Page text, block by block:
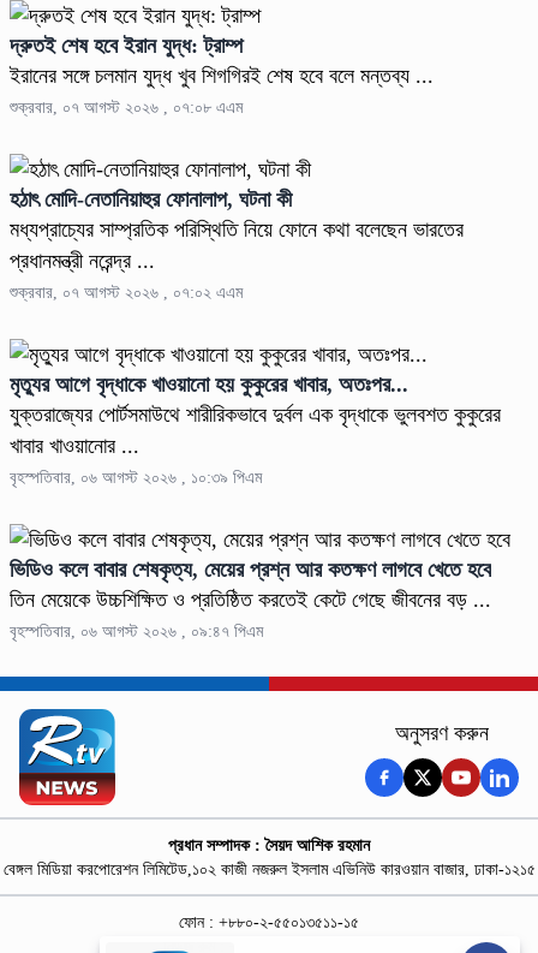
দ্রুতই শেষ হবে ইরান যুদ্ধ: ট্রাম্প
ইরানের সঙ্গে চলমান যুদ্ধ খুব শিগগিরই শেষ হবে বলে মন্তব্য ...
শুক্রবার, ০৭ আগস্ট ২০২৬ , ০৭:০৮ এএম
হঠাৎ মোদি-নেতানিয়াহুর ফোনালাপ, ঘটনা কী
মধ্যপ্রাচ্যের সাম্প্রতিক পরিস্থিতি নিয়ে ফোনে কথা বলেছেন ভারতের
প্রধানমন্ত্রী নরেন্দ্র ...
শুক্রবার, ০৭ আগস্ট ২০২৬ , ০৭:০২ এএম
মৃত্যুর আগে বৃদ্ধাকে খাওয়ানো হয় কুকুরের খাবার, অতঃপর...
যুক্তরাজ্যের পোর্টসমাউথে শারীরিকভাবে দুর্বল এক বৃদ্ধাকে ভুলবশত কুকুরের
খাবার খাওয়ানোর ...
বৃহস্পতিবার, ০৬ আগস্ট ২০২৬ , ১০:৩৯ পিএম
ভিডিও কলে বাবার শেষকৃত্য, মেয়ের প্রশ্ন আর কতক্ষণ লাগবে খেতে হবে
তিন মেয়েকে উচ্চশিক্ষিত ও প্রতিষ্ঠিত করতেই কেটে গেছে জীবনের বড় ...
বৃহস্পতিবার, ০৬ আগস্ট ২০২৬ , ০৯:৪৭ পিএম
অনুসরণ করুন
প্রধান সম্পাদক : সৈয়দ আশিক রহমান
বেঙ্গল মিডিয়া করপোরেশন লিমিটেড,১০২ কাজী নজরুল ইসলাম এভিনিউ কারওয়ান বাজার, ঢাকা-১২১৫
ফোন : +৮৮০-২-৫৫০১৩৫১১-১৫